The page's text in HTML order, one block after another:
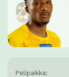
Pelipaikka: